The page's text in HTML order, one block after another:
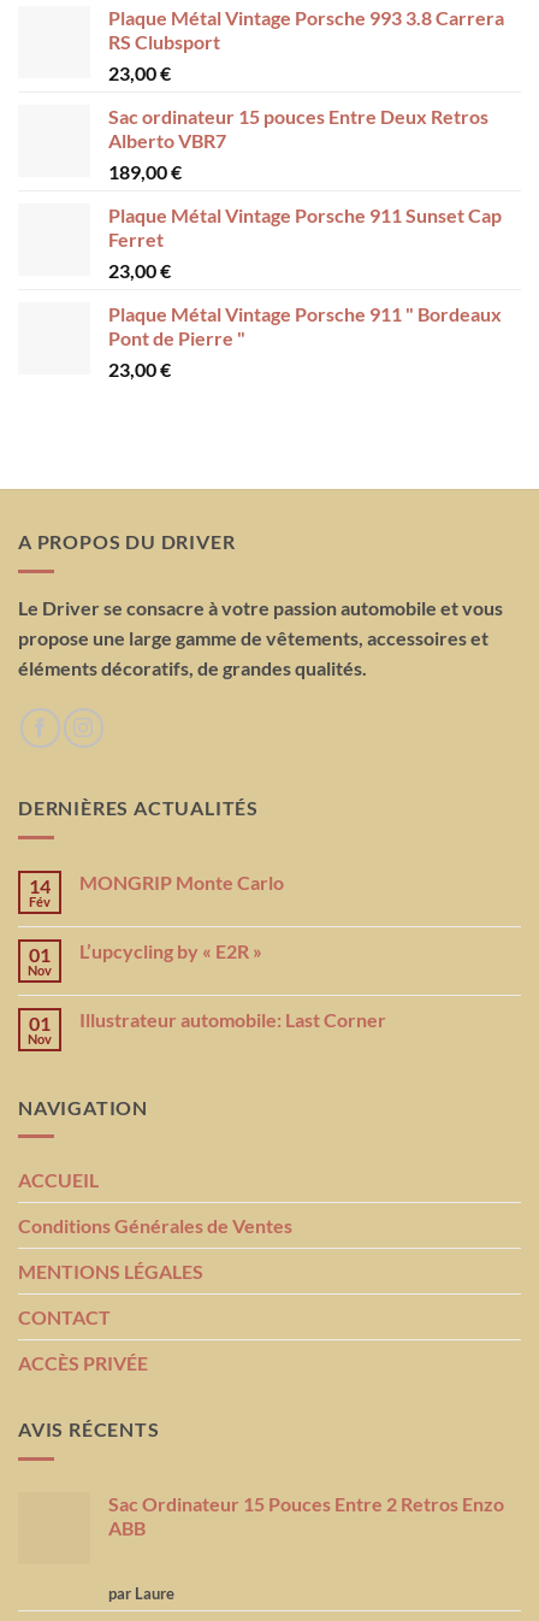
Plaque Métal Vintage Porsche 993 3.8 Carrera
RS Clubsport
23,00€
Sac ordinateur 15 pouces Entre Deux Retros
Alberto VBR7
189,00€
Plaque Métal Vintage Porsche 911 Sunset Cap
Ferret
23,00€
Plaque Métal Vintage Porsche 911 " Bordeaux
Pont de Pierre "
23,00€
A PROPOS DU DRIVER
Le Driver se consacre à votre passion automobile et vous
propose une large gamme de vêtements, accessoires et
éléments décoratifs, de grandes qualités.
DERNIÈRES ACTUALITÉS
14
Fév
MONGRIP Monte Carlo
01
Nov
L’upcycling by « E2R »
01
Nov
Illustrateur automobile: Last Corner
NAVIGATION
ACCUEIL
Conditions Générales de Ventes
MENTIONS LÉGALES
CONTACT
ACCÈS PRIVÉE
AVIS RÉCENTS
Sac Ordinateur 15 Pouces Entre 2 Retros Enzo
ABB
Note5sur
5
par Laure